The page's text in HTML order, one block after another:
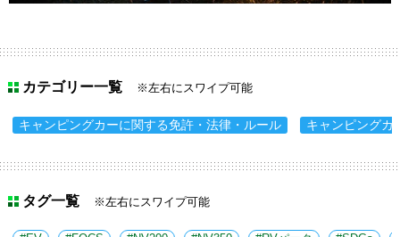
カテゴリー一覧 ※左右にスワイプ可能
キャンピングカーに関する免許・法律・ルール キャンピングカ
タグ一覧 ※左右にスワイプ可能